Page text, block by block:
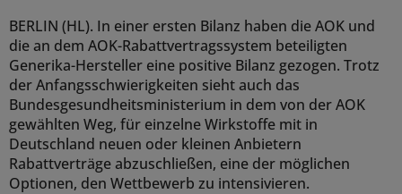
BERLIN (HL). In einer ersten Bilanz haben die AOK und
die an dem AOK-Rabattvertragssystem beteiligten
Generika-Hersteller eine positive Bilanz gezogen. Trotz
der Anfangsschwierigkeiten sieht auch das
Bundesgesundheitsministerium in dem von der AOK
gewählten Weg, für einzelne Wirkstoffe mit in
Deutschland neuen oder kleinen Anbietern
Rabattverträge abzuschließen, eine der möglichen
Optionen, den Wettbewerb zu intensivieren.